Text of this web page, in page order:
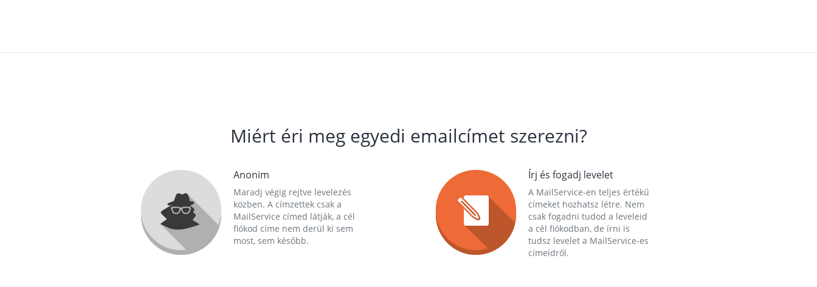
Miért éri meg egyedi emailcímet szerezni?
Anonim
Maradj végig rejtve levelezés
közben. A címzettek csak a
MailService címed látják, a cél
fiókod címe nem derül ki sem
most, sem később.
Írj és fogadj levelet
A MailService-en teljes értékű
címeket hozhatsz létre. Nem
csak fogadni tudod a leveleid
a cél fiókodban, de írni is
tudsz levelet a MailService-es
címeidről.